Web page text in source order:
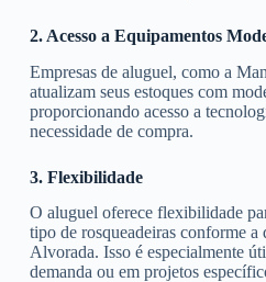
2. Acesso a Equipamentos
Empresas de aluguel, como a
atualizam seus estoques com
proporcionando acesso a
necessidade de compra.
3. Flexibilidade
O aluguel oferece flexibilidade
tipo de rosqueadeiras conforme a
Alvorada. Isso é especialmente
demanda ou em projetos